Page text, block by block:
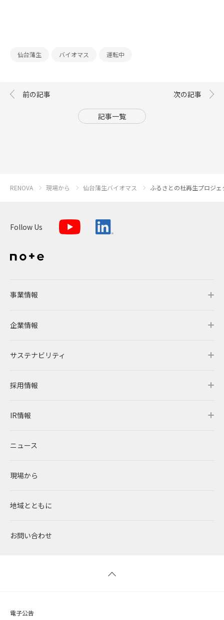
仙台蒲生 バイオマス 運転中
記事一覧
RENOVA 現場から 仙台蒲生バイオマス ふるさとの杜再生プロジ
Follow Us
事業情報
事業情報トップ
事業概要
レノバの強み
発電所・蓄電所一覧
コーポレートPPA
太陽光発電
蓄電事業
風力発電
企業情報
企業情報トップ
会社概要・アクセス
CEOメッセージ
企業理念
中期経営計画
私たちの想い
沿革
サステナビリティ
サステナビリティトップ
理念・ポリシー
環境
社会
ガバナンス
ESGデータ
採用情報
採用情報トップ
RENOVAを知る
RENOVAで働く
社員インタビュー
新卒採用
IR情報
IR情報トップ
IRニュース
経営情報
財務ハイライト
ニュース
現場から
地域とともに
お問い合わせ
電子公告